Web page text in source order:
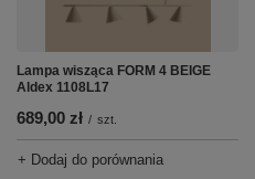
Lampa wisząca FORM 4 BEIGE
Aldex 1108L17
689,00 zł / szt.
+ Dodaj do porównania